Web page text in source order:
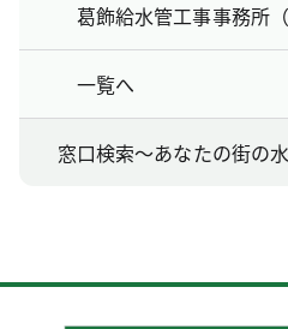
葛飾給水管工事事務所
一覧へ
窓口検索～あなたの街の